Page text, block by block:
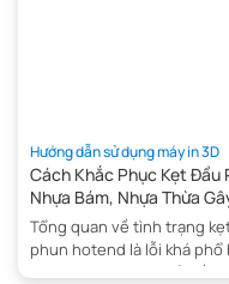
Hướng dẫn sử dụng máy in 3D
Cách Khắc Phục Kẹt
Nhựa Bám, Nhựa Thừa
Tổng quan về tình trạng
phun hotend là lỗi khá
3D. Nguyên nhân chủ